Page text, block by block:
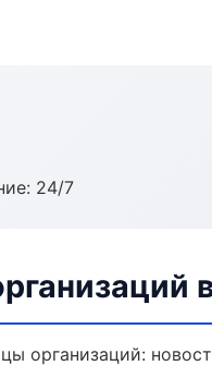
24/7
организаций: